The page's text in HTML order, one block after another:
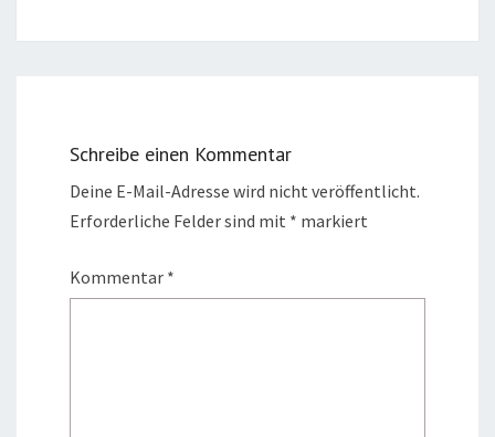
Schreibe einen Kommentar
Deine E-Mail-Adresse wird nicht veröffentlicht.
Erforderliche Felder sind mit * markiert
Kommentar *